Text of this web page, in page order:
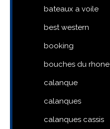
bateaux a voile
best western
booking
bouches du rhone
calanque
calanques
calanques cassis